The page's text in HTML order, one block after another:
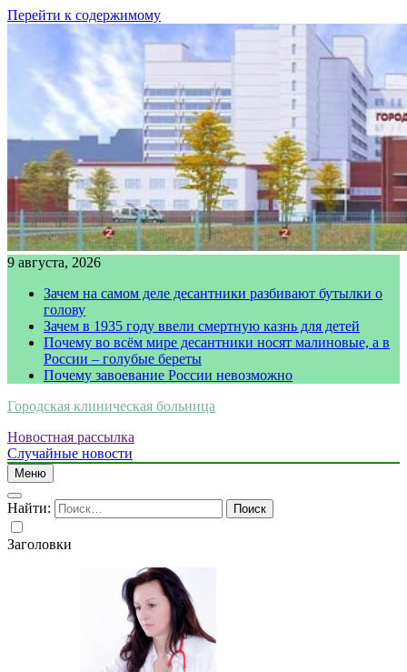
Перейти к содержимому
9 августа, 2026
Зачем на самом деле десантники разбивают бутылки о
голову
Зачем в 1935 году ввели смертную казнь для детей
Почему во всём мире десантники носят малиновые, а в
России – голубые береты
Почему завоевание России невозможно
Городская клиническая больница
Новостная рассылка
Случайные новости
Меню
Найти:
Заголовки